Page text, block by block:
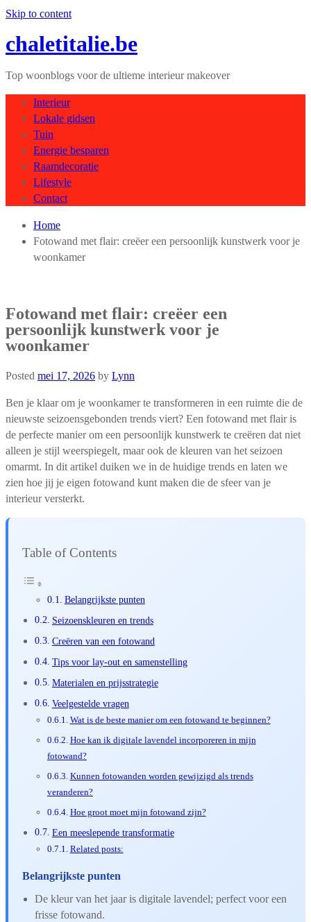
Skip to content
chaletitalie.be
Top woonblogs voor de ultieme interieur makeover
Interieur
Lokale gidsen
Tuin
Energie besparen
Raamdecoratie
Lifestyle
Contact
Home
Fotowand met flair: creëer een persoonlijk kunstwerk voor je
woonkamer
Fotowand met flair: creëer een
persoonlijk kunstwerk voor je
woonkamer
Posted mei 17, 2026 by Lynn
Ben je klaar om je woonkamer te transformeren in een ruimte die de
nieuwste seizoensgebonden trends viert? Een fotowand met flair is
de perfecte manier om een persoonlijk kunstwerk te creëren dat niet
alleen je stijl weerspiegelt, maar ook de kleuren van het seizoen
omarmt. In dit artikel duiken we in de huidige trends en laten we
zien hoe jij je eigen fotowand kunt maken die de sfeer van je
interieur versterkt.
Table of Contents
Belangrijkste punten
Seizoenskleuren en trends
Creëren van een fotowand
Tips voor lay-out en samenstelling
Materialen en prijsstrategie
Veelgestelde vragen
Wat is de beste manier om een fotowand te beginnen?
Hoe kan ik digitale lavendel incorporeren in mijn
fotowand?
Kunnen fotowanden worden gewijzigd als trends
veranderen?
Hoe groot moet mijn fotowand zijn?
Een meeslepende transformatie
Related posts:
Belangrijkste punten
De kleur van het jaar is digitale lavendel; perfect voor een
frisse fotowand.